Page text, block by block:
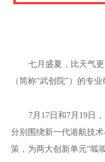
七月盛夏，比天气
（简称“武创院”）的专
7月17日和7月19日
分别围绕新一代港航技
策，为两大创新单元“呱